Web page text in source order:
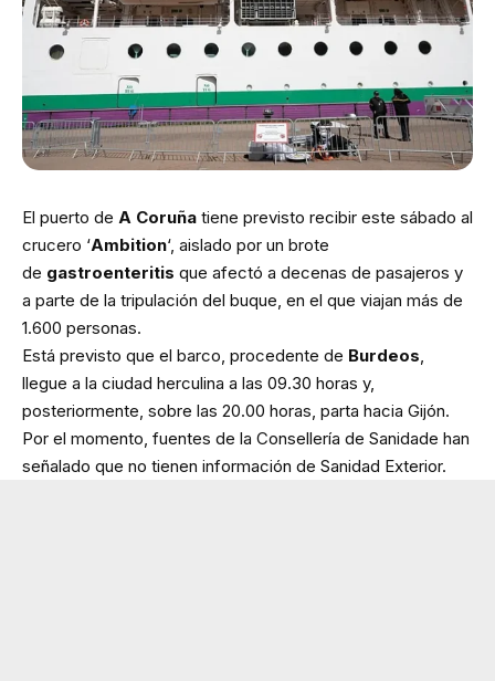
El puerto de A Coruña tiene previsto recibir este sábado al
crucero ‘Ambition‘, aislado por un brote
de gastroenteritis que afectó a decenas de pasajeros y
a parte de la tripulación del buque, en el que viajan más de
1.600 personas.
Está previsto que el barco, procedente de Burdeos
llegue a la ciudad herculina a las 09.30 horas y,
posteriormente, sobre las 20.00 horas, parta hacia Gijón.
Por el momento, fuentes de la Consellería de Sanidade han
señalado que no tienen información de Sanidad Exterior.